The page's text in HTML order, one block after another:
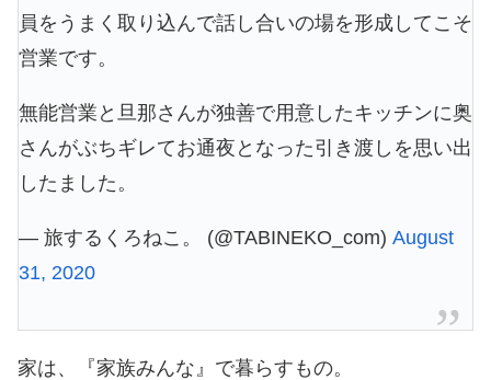
員をうまく取り込んで話し合いの場を形成してこそ
営業です。
無能営業と旦那さんが独善で用意したキッチンに奥
さんがぶちギレてお通夜となった引き渡しを思い出
したました。
— 旅するくろねこ。 (@TABINEKO_com) August
31, 2020
家は、『家族みんな』で暮らすもの。